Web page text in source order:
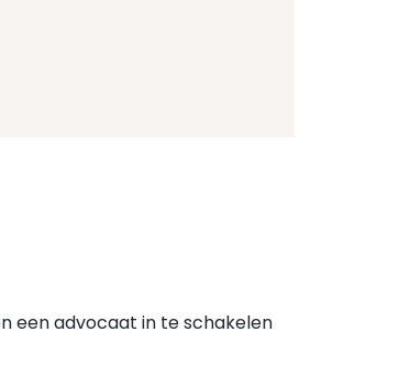
een advocaat in te schakelen